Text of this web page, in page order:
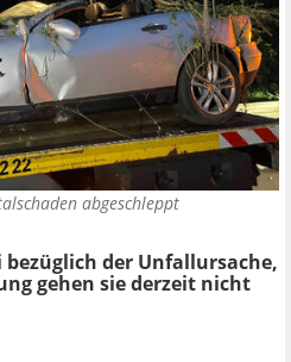
abgeschleppt
der Unfallursache,
gehen sie derzeit nicht